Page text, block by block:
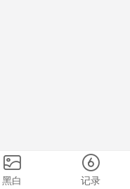
黑白 记录